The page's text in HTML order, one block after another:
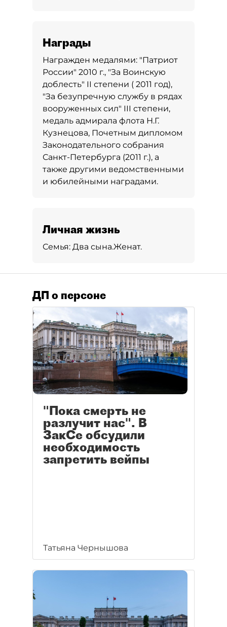
Награды
Награжден медалями: "Патриот
России" 2010 г., "За Воинскую
доблесть" II степени ( 2011 год),
"За безупречную службу в рядах
вооруженных сил" III степени,
медаль адмирала флота Н.Г.
Кузнецова, Почетным дипломом
Законодательного собрания
Санкт-Петербурга (2011 г.), а
также другими ведомственными
и юбилейными наградами.
Личная жизнь
Семья: Два сына.Женат.
ДП о персоне
"Пока смерть не
разлучит нас". В
ЗакСе обсудили
необходимость
запретить вейпы
Татьяна Чернышова